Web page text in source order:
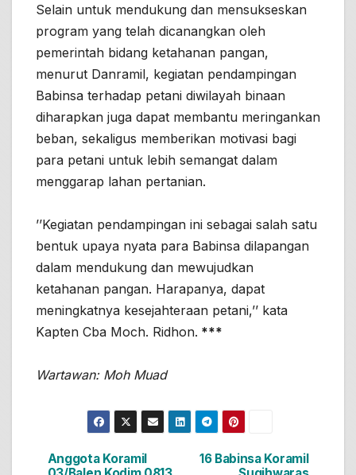
Selain untuk mendukung dan mensukseskan
program yang telah dicanangkan oleh
pemerintah bidang ketahanan pangan,
menurut Danramil, kegiatan pendampingan
Babinsa terhadap petani diwilayah binaan
diharapkan juga dapat membantu meringankan
beban, sekaligus memberikan motivasi bagi
para petani untuk lebih semangat dalam
menggarap lahan pertanian.
’’Kegiatan pendampingan ini sebagai salah satu
bentuk upaya nyata para Babinsa dilapangan
dalam mendukung dan mewujudkan
ketahanan pangan. Harapanya, dapat
meningkatnya kesejahteraan petani,’’ kata
Kapten Cba Moch. Ridhon. ***
Wartawan: Moh Muad
Navigasi
16 Babinsa Koramil
Anggota Koramil